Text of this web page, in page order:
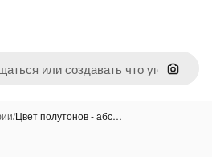
Поиск
/Цвет полутонов - абс…